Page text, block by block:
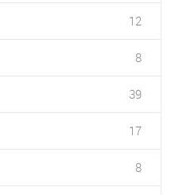
12
8
39
17
8